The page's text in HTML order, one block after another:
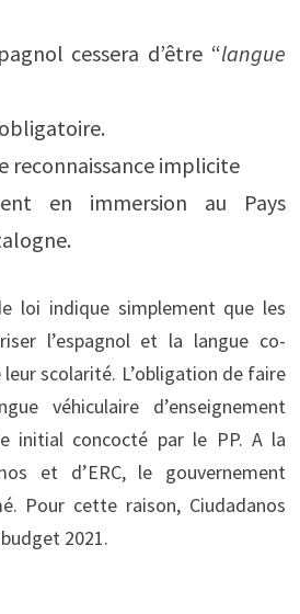
cessera d’être “langue
reconnaissance implicite
en immersion au Pays
loi indique simplement que les
l’espagnol et la langue co-
scolarité. L’obligation de faire
véhiculaire d’enseignement
initial concocté par le PP. A la
et d’ERC, le gouvernement
Pour cette raison, Ciudadanos
2021.